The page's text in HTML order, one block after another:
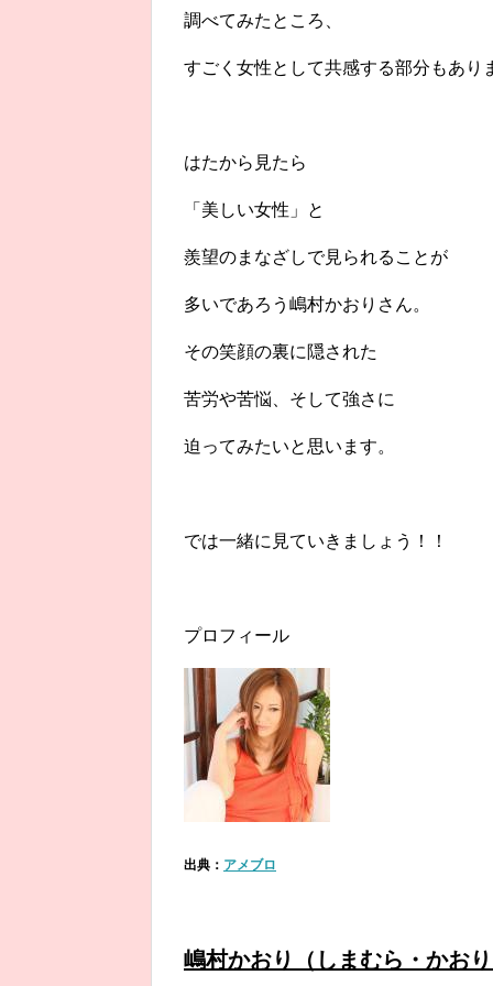
調べてみたところ、
すごく女性として共感する部分もあり
はたから見たら
「美しい女性」と
羨望のまなざしで見られることが
多いであろう嶋村かおりさん。
その笑顔の裏に隠された
苦労や苦悩、そして強さに
迫ってみたいと思います。
では一緒に見ていきましょう！！
プロフィール
出典： アメブロ
嶋村かおり（しまむら・かお